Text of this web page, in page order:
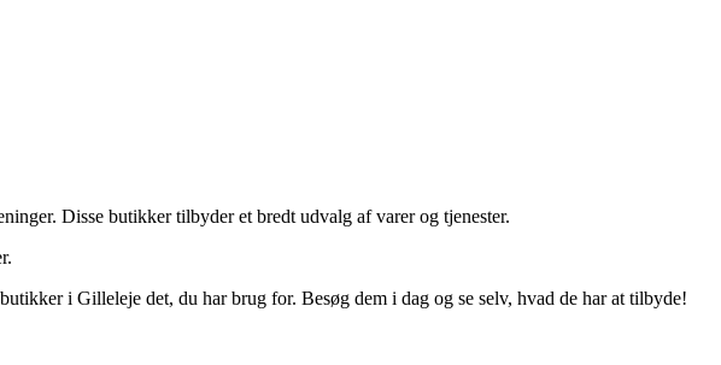
Disse butikker tilbyder et bredt udvalg af varer og tjenester.
i Gilleleje det, du har brug for. Besøg dem i dag og se selv, hvad de har at tilbyde!